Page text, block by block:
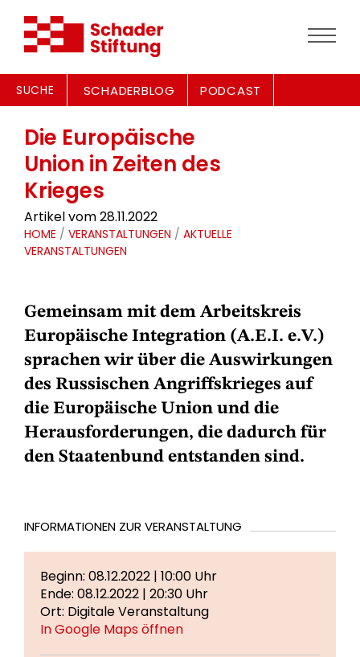
SUCHE SCHADERBLOG PODCAST
Die Europäische
Union in Zeiten des
Krieges
Artikel vom 28.11.2022
HOME / VERANSTALTUNGEN / AKTUELLE
VERANSTALTUNGEN
Gemeinsam mit dem Arbeitskreis
Europäische Integration (A.E.I. e.V.)
sprachen wir über die Auswirkungen
des Russischen Angriffskrieges auf
die Europäische Union und die
Herausforderungen, die dadurch für
den Staatenbund entstanden sind.
INFORMATIONEN ZUR VERANSTALTUNG
Beginn: 08.12.2022 | 10:00 Uhr
Ende: 08.12.2022 | 20:30 Uhr
Ort: Digitale Veranstaltung
In Google Maps öffnen